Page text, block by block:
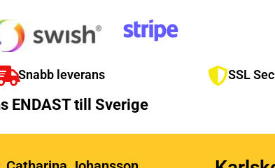
Snabb leverans SSL
ENDAST till Sverige